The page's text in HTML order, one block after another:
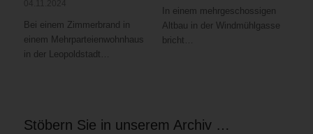
Bei einem Zimmerbrand in
einem Mehrparteienwohnhaus
in der Leopoldstadt…
In einem mehrgeschossigen
Altbau in der Windmühlgasse
bricht…
Stöbern Sie in unserem Archiv …